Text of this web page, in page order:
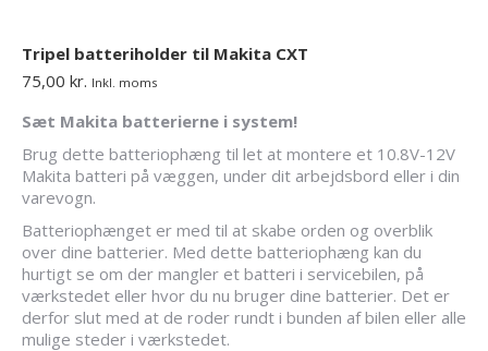
Tripel batteriholder til Makita CXT
75,00 kr. Inkl. moms
Sæt Makita batterierne i system!
Brug dette batteriophæng til let at montere et 10.8V-12V
Makita batteri på væggen, under dit arbejdsbord eller i din
varevogn.
Batteriophænget er med til at skabe orden og overblik
over dine batterier. Med dette batteriophæng kan du
hurtigt se om der mangler et batteri i servicebilen, på
værkstedet eller hvor du nu bruger dine batterier. Det er
derfor slut med at de roder rundt i bunden af bilen eller alle
mulige steder i værkstedet.